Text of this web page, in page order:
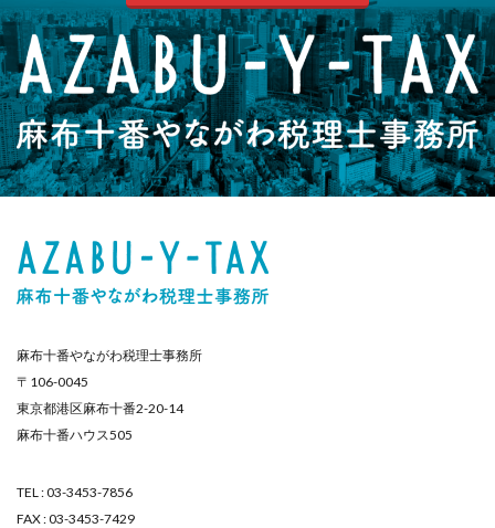
麻布十番やながわ税理士事務所
〒106-0045
東京都港区麻布十番2-20-14
麻布十番ハウス505
TEL : 03-3453-7856
FAX : 03-3453-7429